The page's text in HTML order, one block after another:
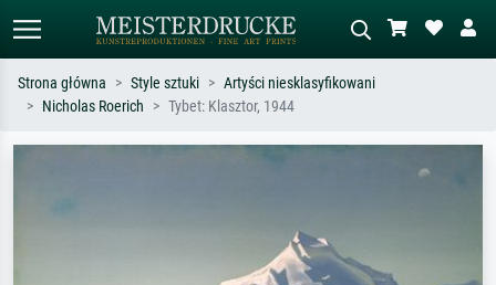
Strona główna Style sztuki
Artyści niesklasyfikowani
Nicholas Roerich
Tybet: Klasztor, 1944